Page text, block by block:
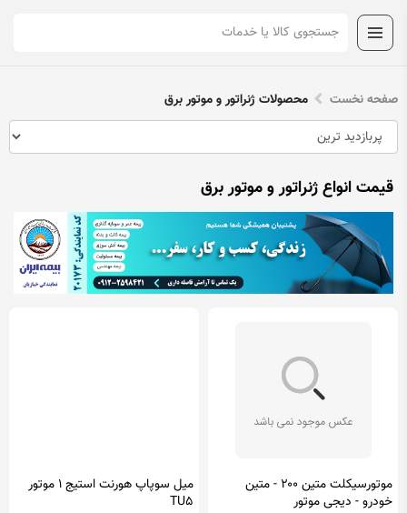
صفحه نخست محصولات ژنراتور و موتور برق
قیمت انواع ژنراتور و موتور برق
موتورسیکلت متین ۲۰۰ - متین
خودرو - دیجی موتور
میل سوپاپ هورنت استیج 1 موتور
TU5